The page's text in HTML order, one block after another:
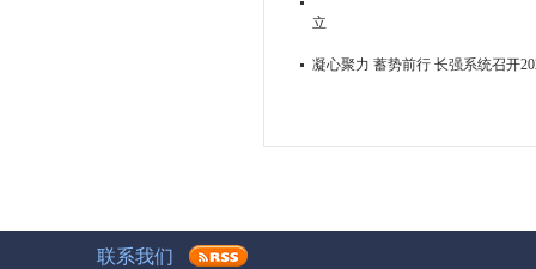
立
凝心聚力 蓄势前行 长强系统召开
联系我们